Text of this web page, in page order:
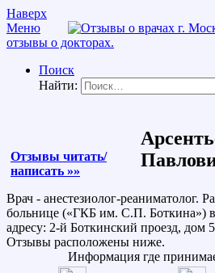
Наверх
Меню
отзывы о докторах.
Поиск
Найти:
Отзывы читать/
написать »»
Врач - анестезиолог-реаниматолог.
больнице («ГКБ им. С.П. Боткина»)
адресу: 2-й Боткинский проезд, дом
Отзывы расположены ниже.
Информация где